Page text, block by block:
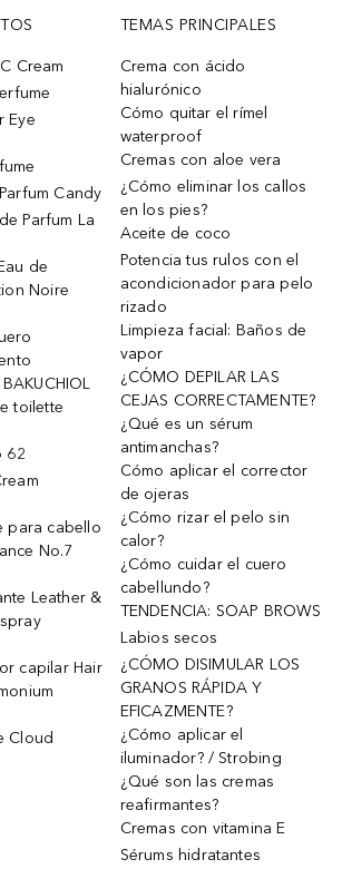
Cream
Eye
Candy
Parfum La
de
Noire
toilette
62
para cabello
No.7
Leather &
capilar Hair
Cloud
TEMAS PRINCIPALES
Crema con ácido
hialurónico
Cómo quitar el rímel
waterproof
Cremas con aloe vera
¿Cómo eliminar los callos
en los pies?
Aceite de coco
Potencia tus rulos con el
acondicionador para pelo
rizado
Limpieza facial: Baños de
vapor
¿CÓMO DEPILAR LAS
CEJAS CORRECTAMENTE?
¿Qué es un sérum
antimanchas?
Cómo aplicar el corrector
de ojeras
¿Cómo rizar el pelo sin
calor?
¿Cómo cuidar el cuero
cabellundo?
TENDENCIA: SOAP BROWS
Labios secos
¿CÓMO DISIMULAR LOS
GRANOS RÁPIDA Y
EFICAZMENTE?
¿Cómo aplicar el
iluminador? / Strobing
¿Qué son las cremas
reafirmantes?
Cremas con vitamina E
Sérums hidratantes